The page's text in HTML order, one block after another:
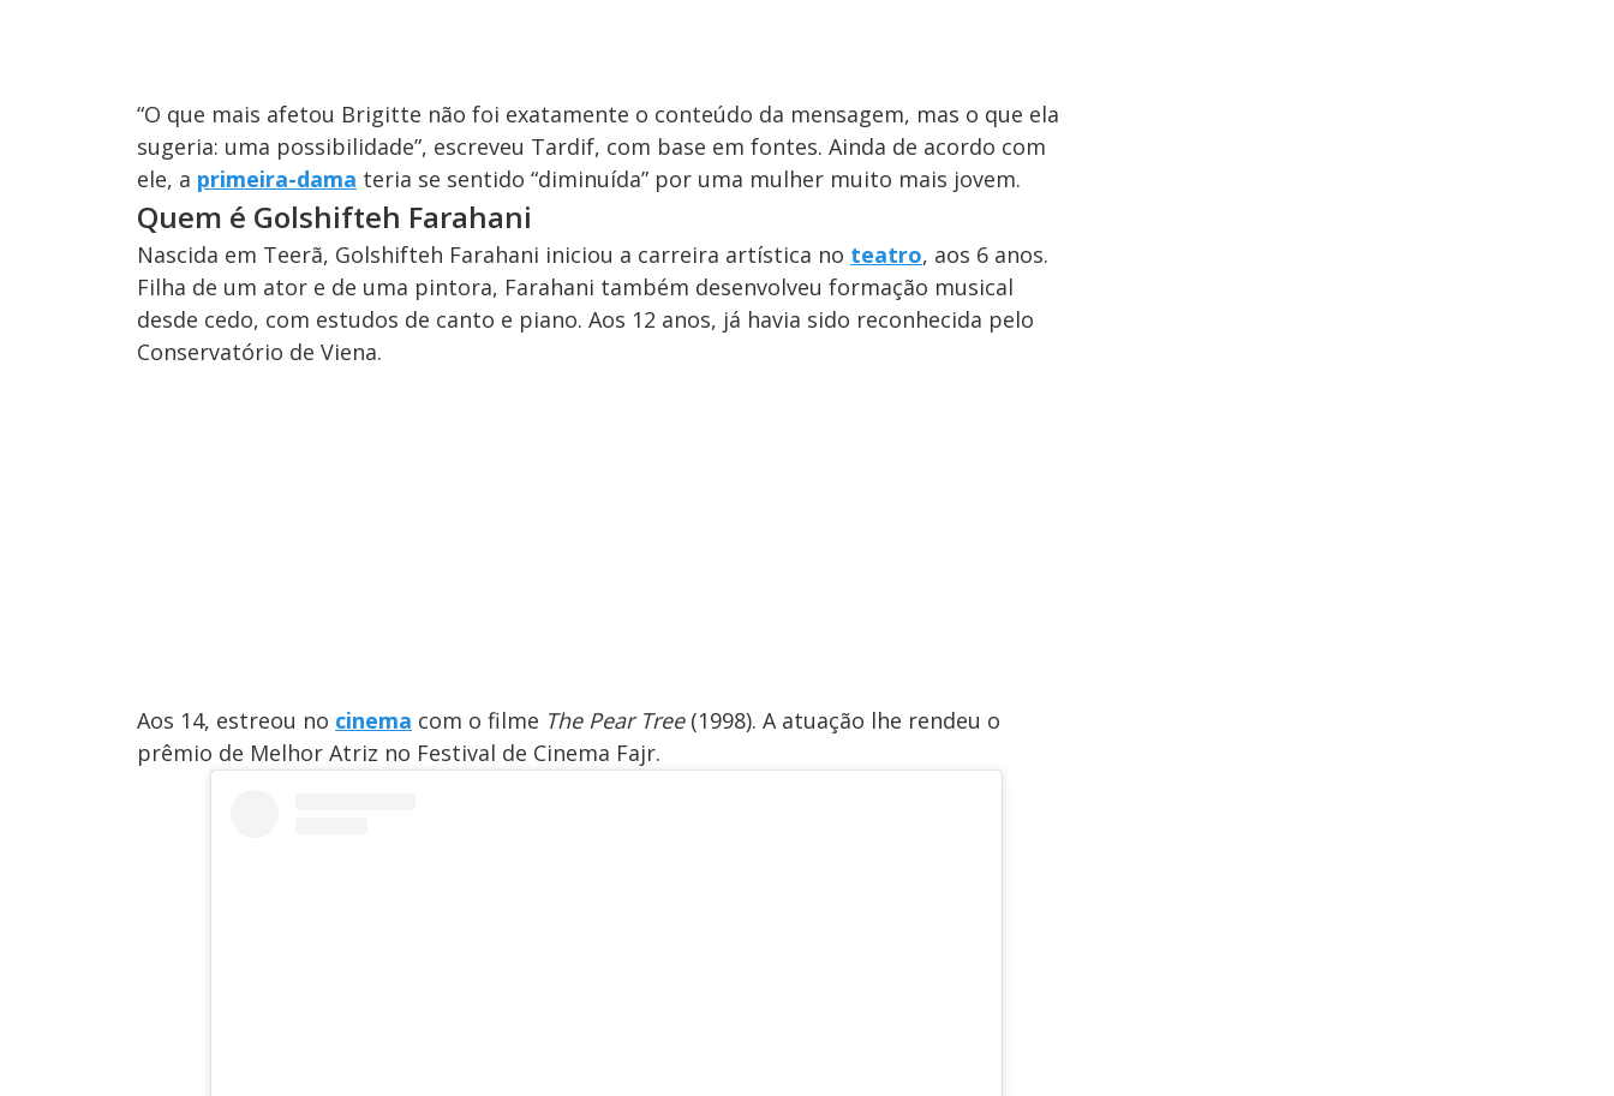
“O que mais afetou Brigitte não foi exatamente o conteúdo da mensagem, mas o que ela
sugeria: uma possibilidade”, escreveu Tardif, com base em fontes. Ainda de acordo com
ele, a primeira-dama teria se sentido “diminuída” por uma mulher muito mais jovem.
Quem é Golshifteh Farahani
Nascida em Teerã, Golshifteh Farahani iniciou a carreira artística no teatro, aos 6 anos.
Filha de um ator e de uma pintora, Farahani também desenvolveu formação musical
desde cedo, com estudos de canto e piano. Aos 12 anos, já havia sido reconhecida pelo
Conservatório de Viena.
Aos 14, estreou no cinema com o filme The Pear Tree(1998). A atuação lhe rendeu o
prêmio de Melhor Atriz no Festival de Cinema Fajr.